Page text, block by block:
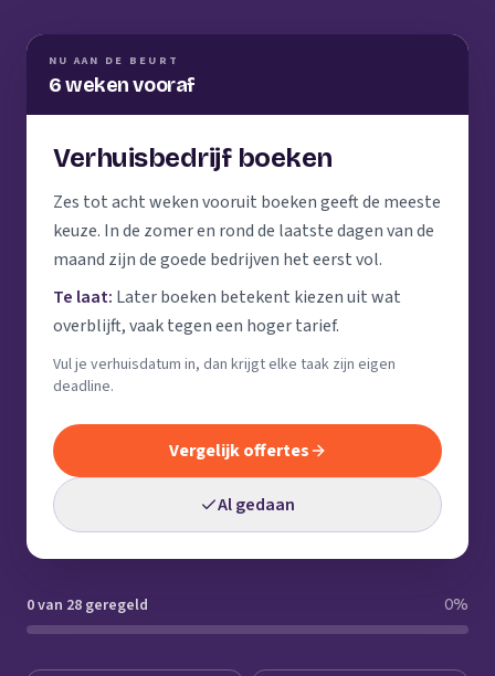
NU AAN DE BEURT
6 weken vooraf
Verhuisbedrijf boeken
Zes tot acht weken vooruit boeken geeft de meeste
keuze. In de zomer en rond de laatste dagen van de
maand zijn de goede bedrijven het eerst vol.
Te laat: Later boeken betekent kiezen uit wat
overblijft, vaak tegen een hoger tarief.
Vul je verhuisdatum in, dan krijgt elke taak zijn eigen
deadline.
Vergelijk offertes
Al gedaan
0 van 28 geregeld 0%